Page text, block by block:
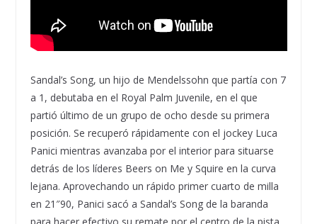
Sandal’s Song, un hijo de Mendelssohn que partía con 7
a 1, debutaba en el Royal Palm Juvenile, en el que
partió último de un grupo de ocho desde su primera
posición. Se recuperó rápidamente con el jockey Luca
Panici mientras avanzaba por el interior para situarse
detrás de los líderes Beers on Me y Squire en la curva
lejana. Aprovechando un rápido primer cuarto de milla
en 21″90, Panici sacó a Sandal’s Song de la baranda